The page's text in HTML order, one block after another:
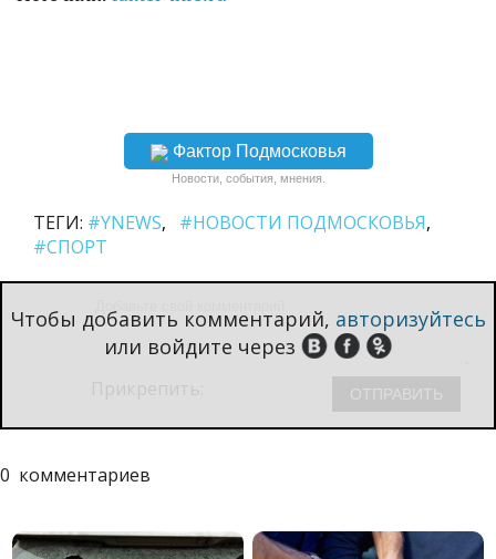
Фактор Подмосковья
Новости, события, мнения.
ТЕГИ: #YNEWS
#НОВОСТИ ПОДМОСКОВЬЯ
#СПОРТ
Чтобы добавить комментарий, авторизуйтесь
или войдите через
0 комментариев